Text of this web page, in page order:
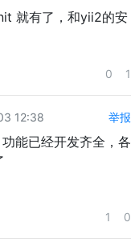
就有了，和yii2的安
0 1
12:38 举报
能已经开发齐全，各
1 0